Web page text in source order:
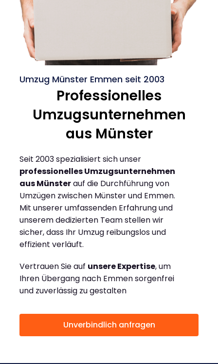
Umzug Münster Emmen seit 2003
Professionelles
Umzugsunternehmen
aus Münster
Seit 2003 spezialisiert sich unser
professionelles Umzugsunternehmen
aus Münsterauf die Durchführung von
Umzügen zwischen Münster und Emmen.
Mit unserer umfassenden Erfahrung und
unserem dedizierten Team stellen wir
sicher, dass Ihr Umzug reibungslos und
effizient verläuft.
Vertrauen Sie auf unsere Expertise, um
Ihren Übergang nach Emmen sorgenfrei
und zuverlässig zu gestalten
Unverbindlich anfragen